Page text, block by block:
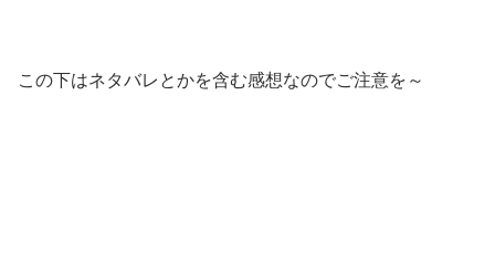
この下はネタバレとかを含む感想なのでご注意を～